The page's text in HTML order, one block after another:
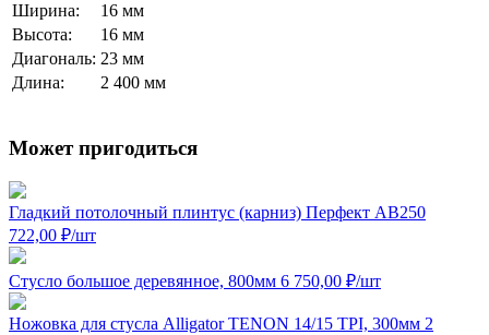
Ширина:
16 мм
Высота:
16 мм
Диагональ: 23 мм
Длина:
2 400 мм
Может пригодиться
Гладкий потолочный плинтус (карниз) Перфект AB250
722,00 ₽/шт
Стусло большое деревянное, 800мм 6 750,00 ₽/шт
Ножовка для стусла Alligator TENON 14/15 TPI, 300мм 2